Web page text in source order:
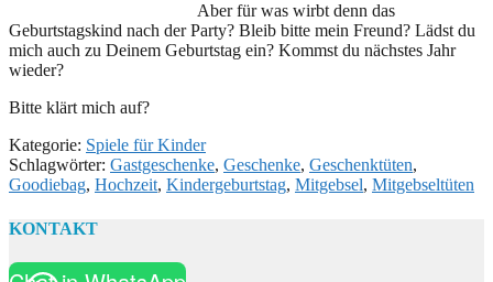
Aber für was wirbt denn das
Geburtstagskind nach der Party? Bleib bitte mein Freund? Lädst du
mich auch zu Deinem Geburtstag ein? Kommst du nächstes Jahr
wieder?
Bitte klärt mich auf?
Kategorie: Spiele für Kinder
Schlagwörter: Gastgeschenke, Geschenke, Geschenktüten,
Goodiebag, Hochzeit, Kindergeburtstag, Mitgebsel, Mitgebseltüten
KONTAKT